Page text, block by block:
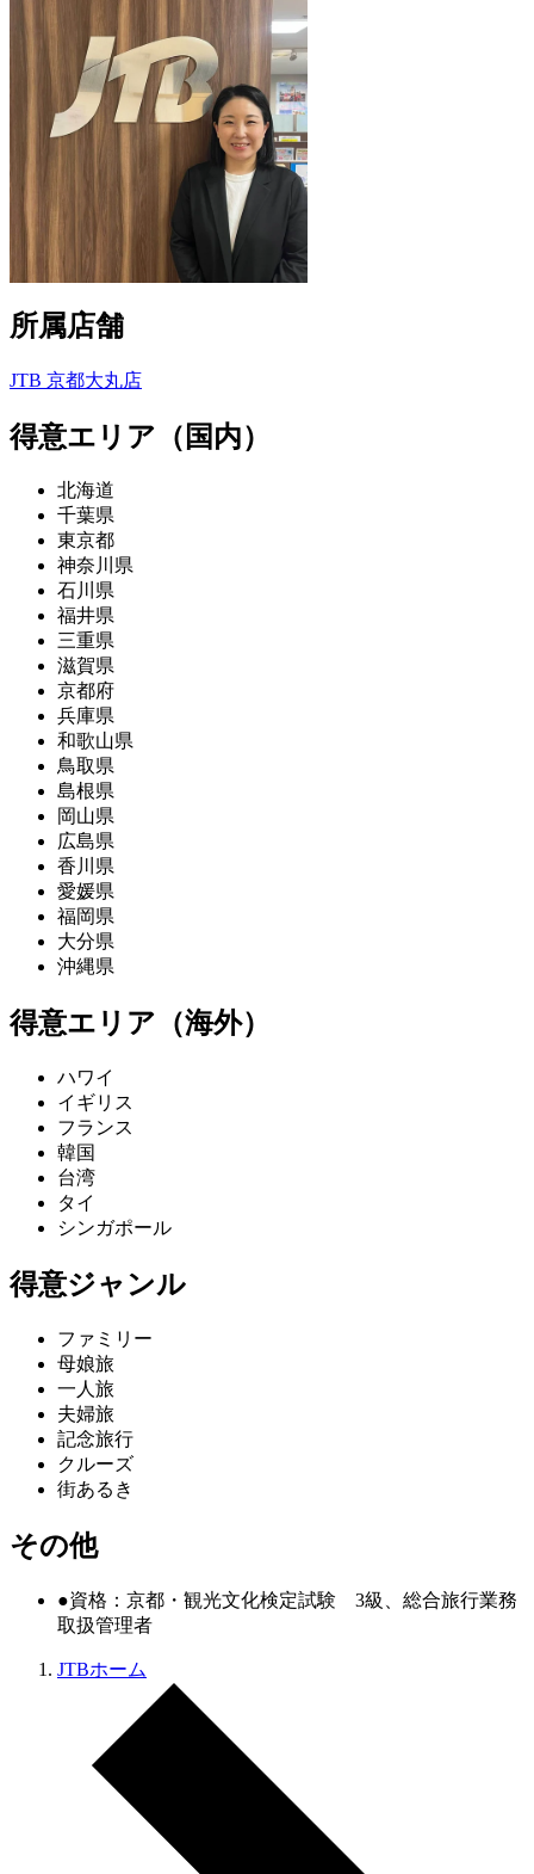
所属店舗
JTB 京都大丸店
得意エリア（国内）
北海道
千葉県
東京都
神奈川県
石川県
福井県
三重県
滋賀県
京都府
兵庫県
和歌山県
鳥取県
島根県
岡山県
広島県
香川県
愛媛県
福岡県
大分県
沖縄県
得意エリア（海外）
ハワイ
イギリス
フランス
韓国
台湾
タイ
シンガポール
得意ジャンル
ファミリー
母娘旅
一人旅
夫婦旅
記念旅行
クルーズ
街あるき
その他
●資格：京都・観光文化検定試験 3級、総合旅行業務
取扱管理者
JTBホーム